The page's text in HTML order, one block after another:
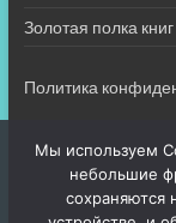
Золотая полка
Политика
Мы используем
небольшие